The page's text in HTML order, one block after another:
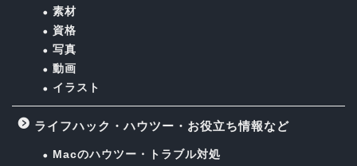
素材
資格
写真
動画
イラスト
ライフハック・ハウツー・お役立ち情報など
Macのハウツー・トラブル対処